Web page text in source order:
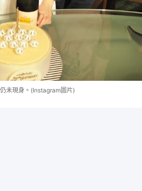
未現身。(Instagram圖片)